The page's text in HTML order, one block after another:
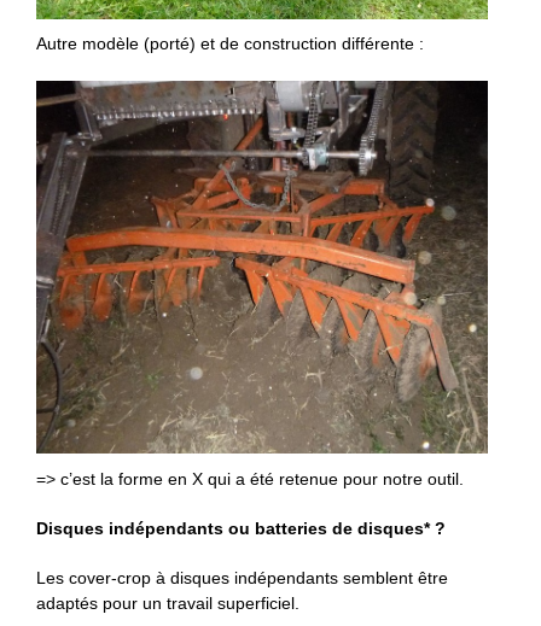
Autre modèle (porté) et de construction différente :
=> c’est la forme en X qui a été retenue pour notre outil.
Disques indépendants ou batteries de disques* ?
Les cover-crop à disques indépendants semblent être
adaptés pour un travail superficiel.